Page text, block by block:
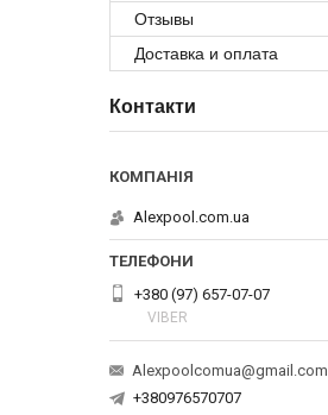
Отзывы
Доставка и оплата
Контакти
Alexpool.com.ua
+380 (97) 657-07-07
VIBER
Alexpoolcomua@gmail.com
+380976570707